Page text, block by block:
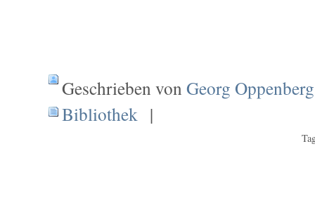
Geschrieben vonGeorg Oppenberg
Bibliothek |